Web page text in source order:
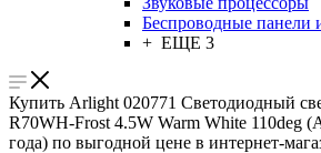
Беспроводные панели
+ ЕЩЕ 3
Купить Arlight 020771 Светодиодный
R70WH-Frost 4.5W Warm White 110deg
года) по выгодной цене в интернет-